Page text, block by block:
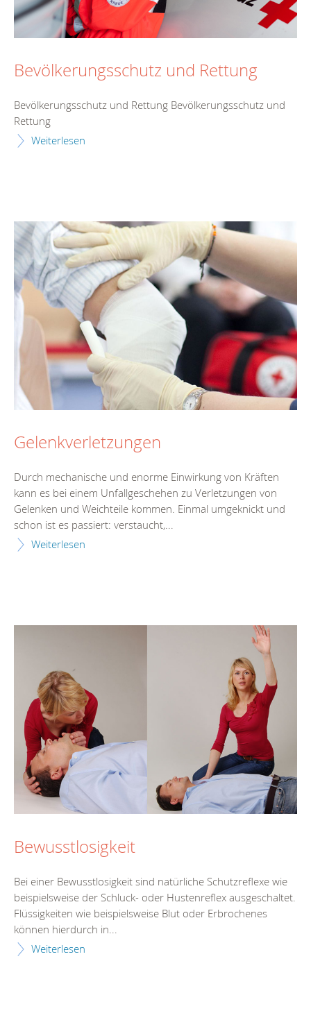
Bevölkerungsschutz und Rettung
Bevölkerungsschutz und Rettung Bevölkerungsschutz und
Rettung
Weiterlesen
Gelenkverletzungen
Durch mechanische und enorme Einwirkung von Kräften
kann es bei einem Unfallgeschehen zu Verletzungen von
Gelenken und Weichteile kommen. Einmal umgeknickt und
schon ist es passiert: verstaucht,...
Weiterlesen
Bewusstlosigkeit
Bei einer Bewusstlosigkeit sind natürliche Schutzreflexe wie
beispielsweise der Schluck- oder Hustenreflex ausgeschaltet.
Flüssigkeiten wie beispielsweise Blut oder Erbrochenes
können hierdurch in...
Weiterlesen